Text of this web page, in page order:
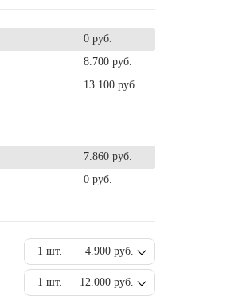
0 руб.
8.700 руб.
13.100 руб.
7.860 руб.
0 руб.
1 шт. 4.900 руб.
1 шт. 12.000 руб.